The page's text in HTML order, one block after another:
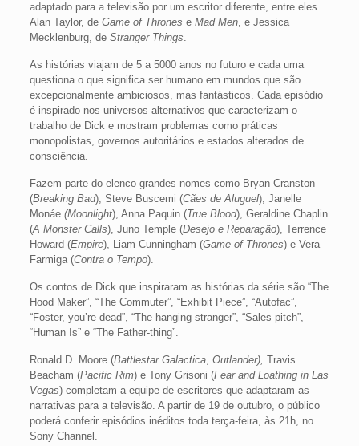
adaptado para a televisão por um escritor diferente, entre eles
Alan Taylor, de Game of Thrones e Mad Men, e Jessica
Mecklenburg, de Stranger Things
As histórias viajam de 5 a 5000 anos no futuro e cada uma
questiona o que significa ser humano em mundos que são
excepcionalmente ambiciosos, mas fantásticos. Cada episódio
é inspirado nos universos alternativos que caracterizam o
trabalho de Dick e mostram problemas como práticas
monopolistas, governos autoritários e estados alterados de
consciência.
Fazem parte do elenco grandes nomes como Bryan Cranston
(Breaking Bad), Steve Buscemi (Cães de Aluguel), Janelle
Monáe (Moonlight), Anna Paquin (True Blood), Geraldine Chaplin
(A Monster Calls), Juno Temple (Desejo e Reparação), Terrence
Howard (Empire), Liam Cunningham (Game of Thrones) e Vera
Farmiga (Contra o Tempo).
Os contos de Dick que inspiraram as histórias da série são “The
Hood Maker”, “The Commuter”, “Exhibit Piece”, “Autofac”,
“Foster, you’re dead”, “The hanging stranger”, “Sales pitch”,
“Human Is” e “The Father-thing”.
Ronald D. Moore (Battlestar Galactica, Outlander), Travis
Beacham (Pacific Rim) e Tony Grisoni (Fear and Loathing in Las
Vegas) completam a equipe de escritores que adaptaram as
narrativas para a televisão. A partir de 19 de outubro, o público
poderá conferir episódios inéditos toda terça-feira, às 21h, no
Sony Channel.